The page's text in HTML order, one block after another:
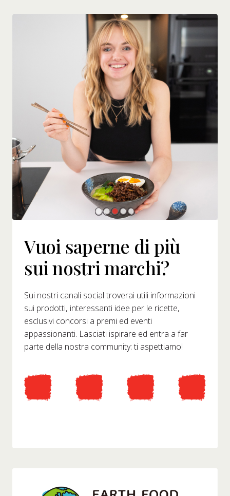
Vuoi saperne di più
sui nostri marchi?
Sui nostri canali social troverai utili informazioni
sui prodotti, interessanti idee per le ricette,
esclusivi concorsi a premi ed eventi
appassionanti. Lasciati ispirare ed entra a far
parte della nostra community: ti aspettiamo!